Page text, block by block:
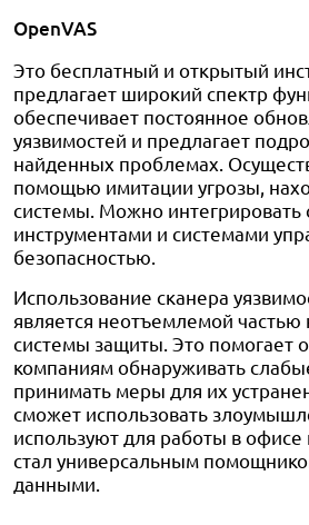
OpenVAS
Это бесплатный и открытый
предлагает широкий спектр
обеспечивает постоянное
уязвимостей и предлагает
найденных проблемах.
помощью имитации угрозы,
системы. Можно интегрировать
инструментами и системами
безопасностью.
Использование сканера
является неотъемлемой частью
системы защиты. Это помогает
компаниям обнаруживать
принимать меры для их
сможет использовать
используют для работы в офисе
стал универсальным
данными.